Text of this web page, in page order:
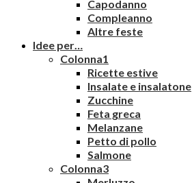
Capodanno
Compleanno
Altre feste
Idee per…
Colonna1
Ricette estive
Insalate e insalatone
Zucchine
Feta greca
Melanzane
Petto di pollo
Salmone
Colonna3